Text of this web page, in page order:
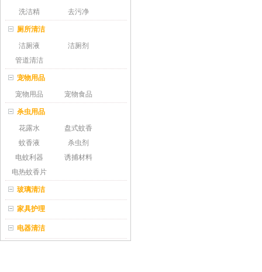
洗洁精
去污净
厕所清洁
洁厕液
洁厕剂
管道清洁
宠物用品
宠物用品
宠物食品
杀虫用品
花露水
盘式蚊香
蚊香液
杀虫剂
电蚊利器
诱捕材料
电热蚊香片
玻璃清洁
家具护理
电器清洁